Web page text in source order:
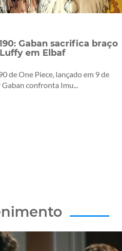
Gaban sacrifica braço
em Elbaf
de One Piece, lançado em 9 de
Gaban confronta Imu...